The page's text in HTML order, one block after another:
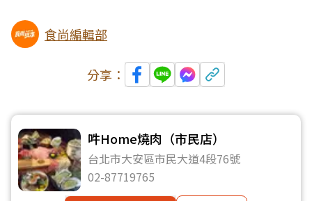
食尚編輯部
分享：
吽Home燒肉（市民店）
台北市大安區市民大道4段76號
02-87719765